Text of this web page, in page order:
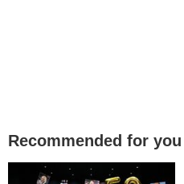
Recommended for you